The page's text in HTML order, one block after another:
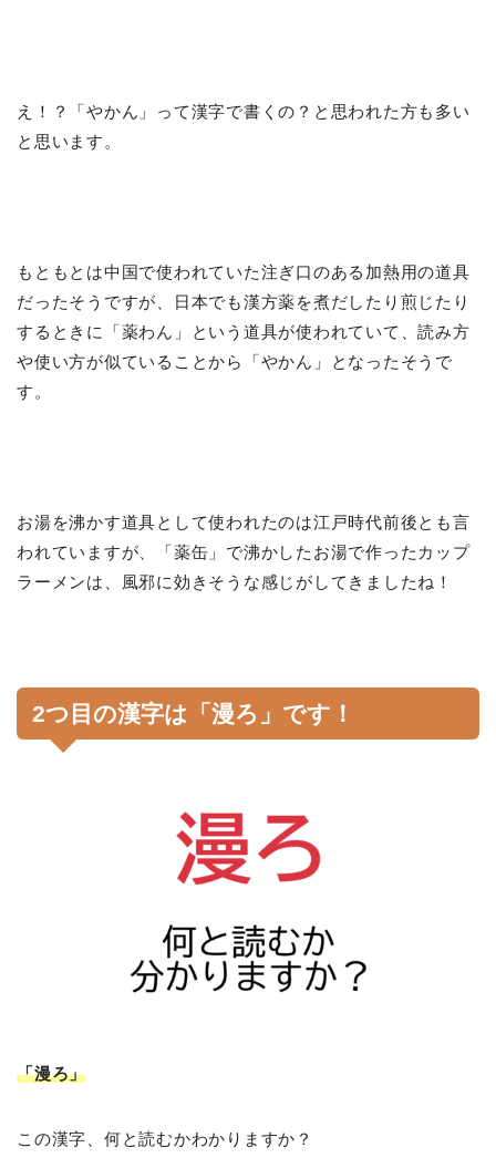
え！？「やかん」って漢字で書くの？と思われた方も多い
と思います。
もともとは中国で使われていた注ぎ口のある加熱用の道具
だったそうですが、日本でも漢方薬を煮だしたり煎じたり
するときに「薬わん」という道具が使われていて、読み方
や使い方が似ていることから「やかん」となったそうで
す。
お湯を沸かす道具として使われたのは江戸時代前後とも言
われていますが、「薬缶」で沸かしたお湯で作ったカップ
ラーメンは、風邪に効きそうな感じがしてきましたね！
2つ目の漢字は「漫ろ」です！
「漫ろ」
この漢字、何と読むかわかりますか？